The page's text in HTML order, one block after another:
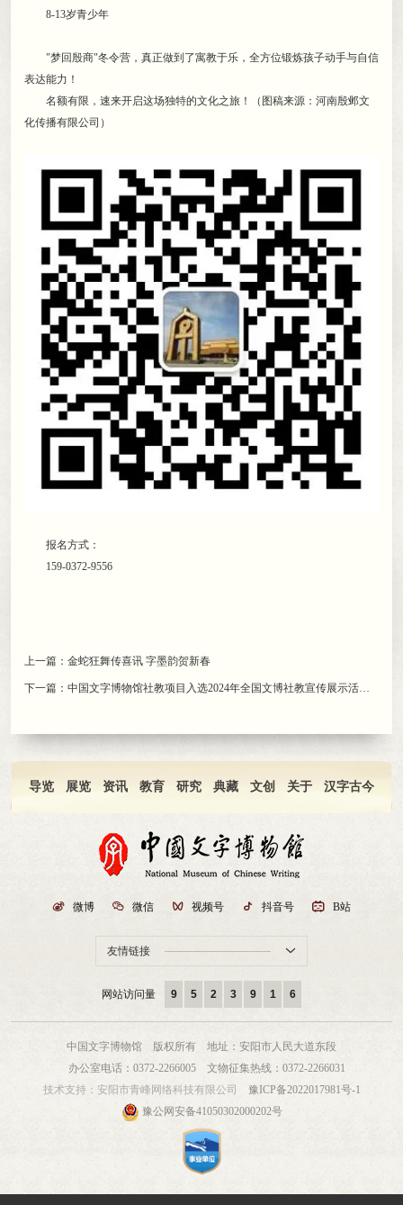
8-13岁青少年
"梦回殷商"冬令营 ， 真正做到了寓教于乐，全方位锻炼孩子动手与自信
表达能力！
名额有限 ， 速来开启这场独特的文化之旅！（图稿来源：河南殷邺文
化传播有限公司）
报名方式：
159-0372-9556
上一篇： 金蛇狂舞传喜讯 字墨韵贺新春
下一篇： 中国文字博物馆社教项目入选2024年全国文博社教宣传展示活动百项创新案例
导览 展览 资讯 教育 研究 典藏 文创 关于 汉字古今
友情链接 
 微博  微信  视频号  抖音号  B站
网站访问量 9 5 2 3 9 1 6
中国文字博物馆 版权所有 地址：安阳市人民大道东段
办公室电话：0372-2266005 文物征集热线：0372-2266031
技术支持： 安阳市青峰网络科技有限公司
豫ICP备2022017981号-1
豫公网安备41050302000202号